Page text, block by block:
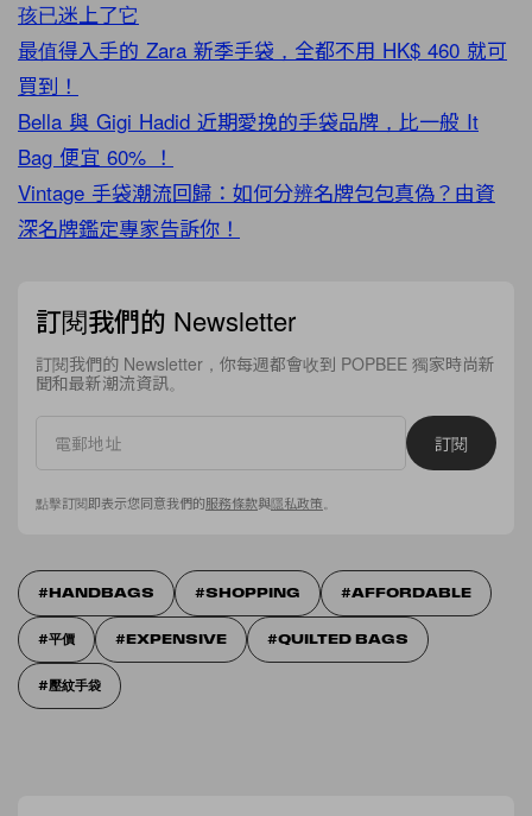
孩已迷上了它
最值得入手的 Zara 新季手袋，全都不用 HK$ 460 就可
買到！
Bella 與 Gigi Hadid 近期愛挽的手袋品牌，比一般 It
Bag 便宜 60% ！
Vintage 手袋潮流回歸：如何分辨名牌包包真偽？由資
深名牌鑑定專家告訴你！
訂閱我們的 Newsletter
訂閱我們的 Newsletter，你每週都會收到 POPBEE 獨家時尚新
聞和最新潮流資訊。
訂閱
點擊訂閱即表示您同意我們的服務條款與隱私政策。
HANDBAGS SHOPPING AFFORDABLE
平價 EXPENSIVE QUILTED BAGS
壓紋手袋